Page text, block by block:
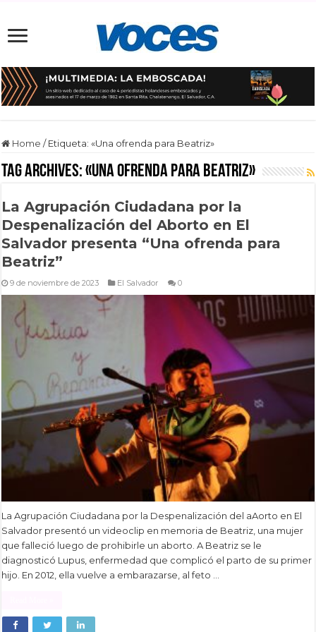
Home / Etiqueta:«Una ofrenda para Beatriz»
Tag Archives:«Una ofrenda para Beatriz»
La Agrupación Ciudadana por la
Despenalización del Aborto en El
Salvador presenta “Una ofrenda para
Beatriz”
9 de noviembre de 2023 El Salvador 0
La Agrupación Ciudadana por la Despenalización del aAorto en El
Salvador presentó un videoclip en memoria de Beatriz, una mujer
que falleció luego de prohibirle un aborto. A Beatriz se le
diagnosticó Lupus, enfermedad que complicó el parto de su primer
hijo. En 2012, ella vuelve a embarazarse, al feto …